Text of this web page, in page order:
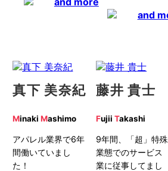
真下 美奈紀
MinakiMashimo
アパレル業界で6年
間働いていまし
た！
藤井 貴士
FujiiTakashi
9年間、「超」特殊
業態でのサービス
業に従事してまし